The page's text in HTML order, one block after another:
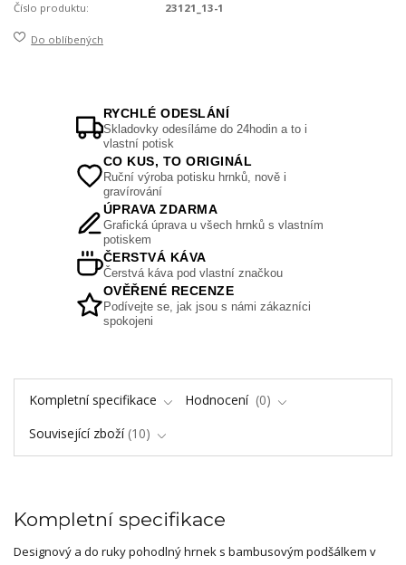
Číslo produktu: 23121_13-1
Do oblíbených
RYCHLÉ ODESLÁNÍ
Skladovky odesíláme do 24hodin a to i
vlastní potisk
CO KUS, TO ORIGINÁL
Ruční výroba potisku hrnků, nově i
gravírování
ÚPRAVA ZDARMA
Grafická úprava u všech hrnků s vlastním
potiskem
ČERSTVÁ KÁVA
Čerstvá káva pod vlastní značkou
OVĚŘENÉ RECENZE
Podívejte se, jak jsou s námi zákazníci
spokojeni
Kompletní specifikace Hodnocení
0
Související zboží 10
Kompletní specifikace
Designový a do ruky pohodlný hrnek s bambusovým podšálkem v